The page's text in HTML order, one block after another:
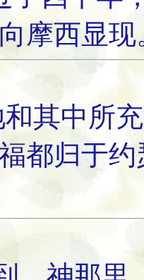
摩西显现
其中所
都归于